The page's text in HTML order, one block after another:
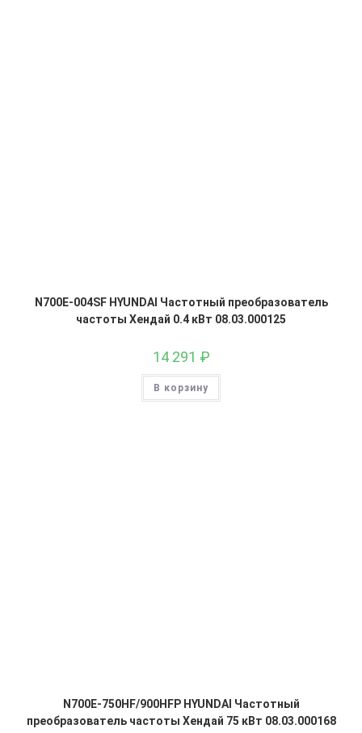
N700E-004SF HYUNDAI Частотный преобразователь
частоты Хендай 0.4 кВт 08.03.000125
14 291 ₽
В корзину
N700E-750HF/900HFP HYUNDAI Частотный
преобразователь частоты Хендай 75 кВт 08.03.000168